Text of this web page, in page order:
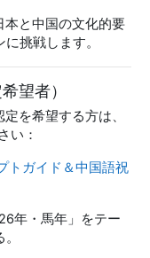
本と中国の文化的要
挑戦します。
望者）
を希望する方は、
い：
トガイド＆中国語祝
年・馬年」をテー